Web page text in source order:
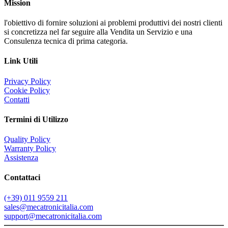
Mission
l'obiettivo di fornire soluzioni ai problemi produttivi dei nostri clienti
si concretizza nel far seguire alla Vendita un Servizio e una
Consulenza tecnica di prima categoria.
Link Utili
Privacy Policy
Cookie Policy
Contatti
Termini di Utilizzo
Quality Policy
Warranty Policy
Assistenza
Contattaci
(+39) 011 9559 211
sales@mecatronicitalia.com
support@mecatronicitalia.com